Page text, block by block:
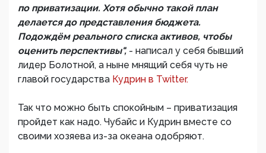
по приватизации. Хотя обычно такой план
делается до представления бюджета.
Подождём реального списка активов, чтобы
оценить перспективы", - написал у себя бывший
лидер Болотной, а ныне мнящий себя чуть не
главой государства Кудрин в Twitter.
Так что можно быть спокойным – приватизация
пройдет как надо. Чубайс и Кудрин вместе со
своими хозяева из-за океана одобряют.